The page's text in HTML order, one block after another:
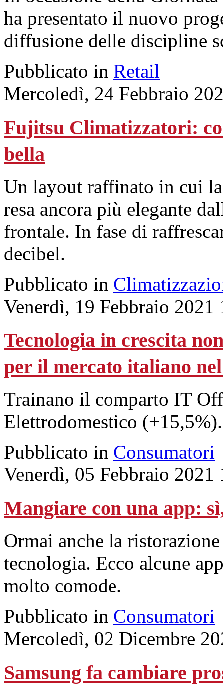
ha presentato il nuovo
diffusione delle discipline
Pubblicato in Retail
Mercoledì, 24 Febbraio
Fujitsu Climatizzatori:
bella
Un layout raffinato in cui
resa ancora più elegante
frontale. In fase di
decibel.
Pubblicato in
Venerdì, 19 Febbraio 2021
Tecnologia in crescita
per il mercato italiano
Trainano il comparto IT
Elettrodomestico (+15,5%).
Pubblicato in Consumatori
Venerdì, 05 Febbraio 2021
Mangiare con una app:
Ormai anche la
tecnologia. Ecco alcune
molto comode.
Pubblicato in Consumatori
Mercoledì, 02 Dicembre
Samsung fa cambiare